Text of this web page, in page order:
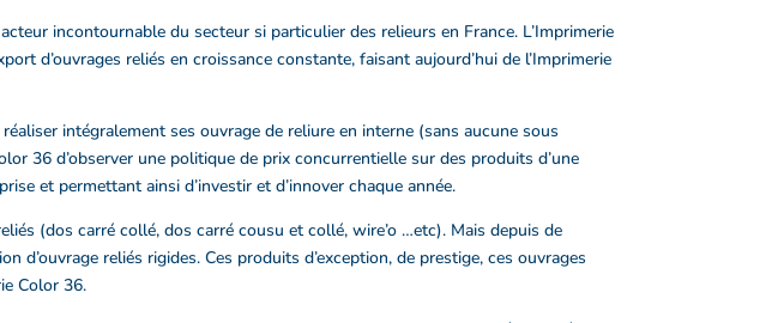
incontournable du secteur si particulier des relieurs en France. L’Imprimerie
d’ouvrages reliés en croissance constante, faisant aujourd’hui de l’Imprimerie
intégralement ses ouvrage de reliure en interne (sans aucune sous
36 d’observer une politique de prix concurrentielle sur des produits d’une
et permettant ainsi d’investir et d’innover chaque année.
(dos carré collé, dos carré cousu et collé, wire’o …etc). Mais depuis de
d’ouvrage reliés rigides. Ces produits d’exception, de prestige, ces ouvrages
Color 36.